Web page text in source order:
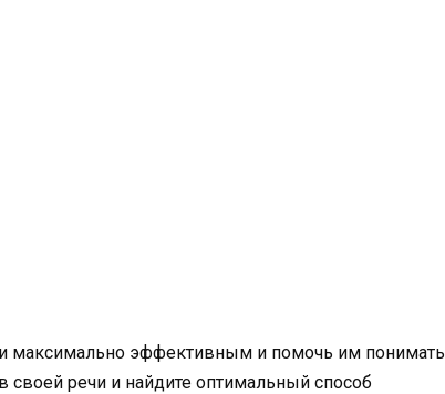
максимально эффективным и помочь им понимать
речи и найдите оптимальный способ